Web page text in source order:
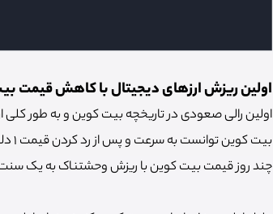
اولین ریزش ارزهای دیجیتال با کاهش قیمت بیت کوین از 3
چند روز قیمت بیت کوین با ریزش وحشتناک به یک